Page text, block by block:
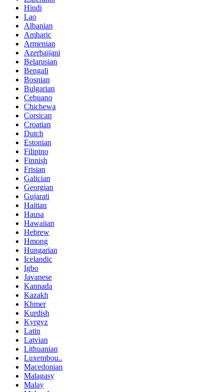
Hindi
Lao
Albanian
Amharic
Armenian
Azerbaijani
Belarusian
Bengali
Bosnian
Bulgarian
Cebuano
Chichewa
Corsican
Croatian
Dutch
Estonian
Filipino
Finnish
Frisian
Galician
Georgian
Gujarati
Haitian
Hausa
Hawaiian
Hebrew
Hmong
Hungarian
Icelandic
Igbo
Javanese
Kannada
Kazakh
Khmer
Kurdish
Kyrgyz
Latin
Latvian
Lithuanian
Luxembou..
Macedonian
Malagasy
Malay